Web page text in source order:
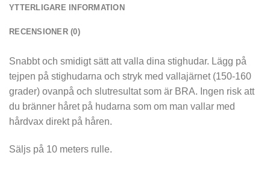
YTTERLIGARE INFORMATION
RECENSIONER (0)
Snabbt och smidigt sätt att valla dina stighudar. Lägg på
tejpen på stighudarna och stryk med vallajärnet (150-160
grader) ovanpå och slutresultat som är BRA. Ingen risk att
du bränner håret på hudarna som om man vallar med
hårdvax direkt på håren.
Säljs på 10 meters rulle.